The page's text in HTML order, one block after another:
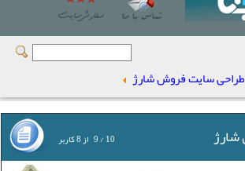
طراحی سایت فروش شارژ
9/10 از8کاربر